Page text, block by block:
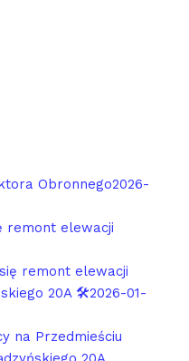
Obronnego2026-
remont elewacji
remont elewacji
20A 🛠️2026-01-
na Przedmieściu